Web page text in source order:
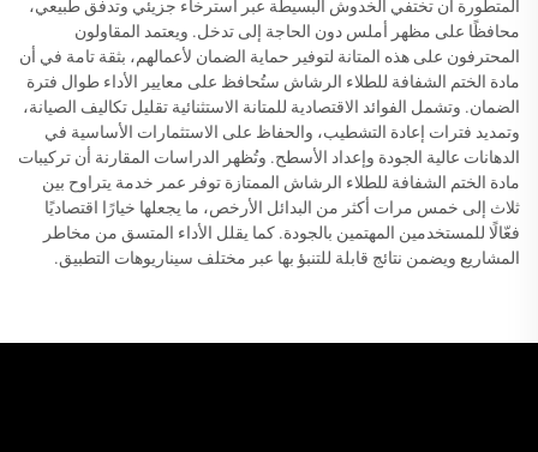
المتطورة أن تختفي الخدوش البسيطة عبر استرخاء جزيئي وتدفق طبيعي،
محافظًا على مظهر أملس دون الحاجة إلى تدخل. ويعتمد المقاولون
المحترفون على هذه المتانة لتوفير حماية الضمان لأعمالهم، بثقة تامة في أن
مادة الختم الشفافة للطلاء الرشاش ستُحافظ على معايير الأداء طوال فترة
الضمان. وتشمل الفوائد الاقتصادية للمتانة الاستثنائية تقليل تكاليف الصيانة،
وتمديد فترات إعادة التشطيب، والحفاظ على الاستثمارات الأساسية في
الدهانات عالية الجودة وإعداد الأسطح. وتُظهر الدراسات المقارنة أن تركيبات
مادة الختم الشفافة للطلاء الرشاش الممتازة توفر عمر خدمة يتراوح بين
ثلاث إلى خمس مرات أكثر من البدائل الأرخص، ما يجعلها خيارًا اقتصاديًا
فعّالًا للمستخدمين المهتمين بالجودة. كما يقلل الأداء المتسق من مخاطر
المشاريع ويضمن نتائج قابلة للتنبؤ بها عبر مختلف سيناريوهات التطبيق.